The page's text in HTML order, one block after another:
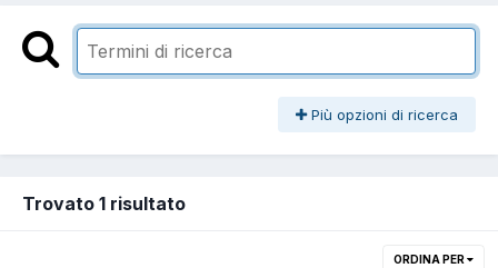
Più opzioni di ricerca
Trovato 1 risultato
ORDINA PER